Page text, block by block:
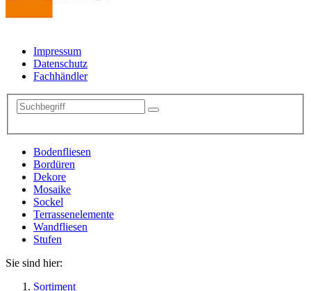
Impressum
Datenschutz
Fachhändler
Bodenfliesen
Bordüren
Dekore
Mosaike
Sockel
Terrassenelemente
Wandfliesen
Stufen
Sie sind hier:
Sortiment